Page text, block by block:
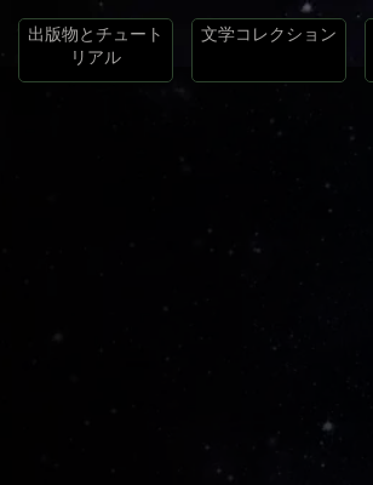
出版物とチュート
リアル
文学コレクション